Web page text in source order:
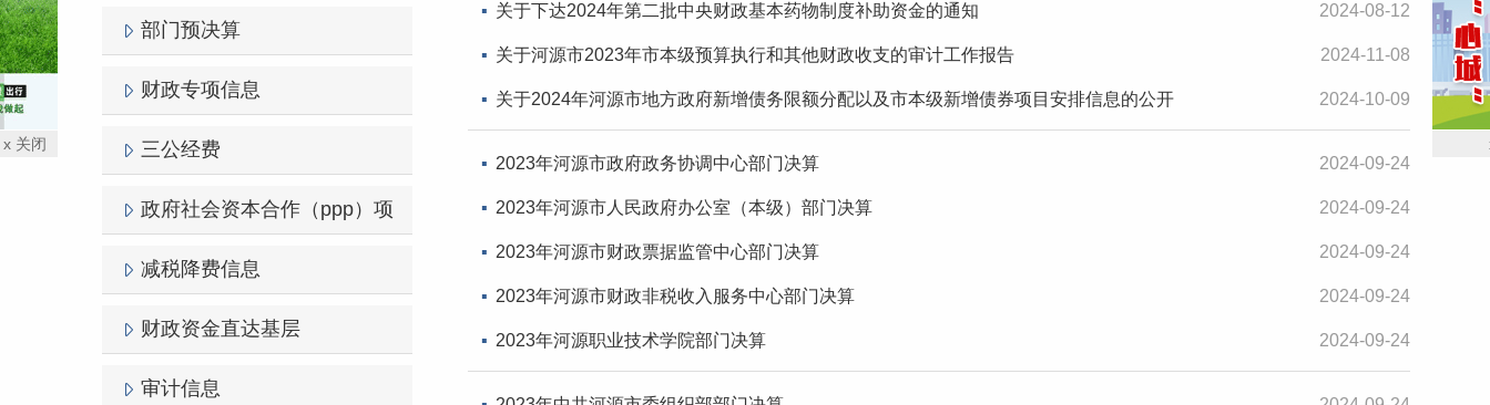
部门预决算
财政专项信息
三公经费
政府社会资本合作（ppp）项
减税降费信息
财政资金直达基层
审计信息
2024-08-12
关于下达2024年第二批中央财政基本药物制度补助资金的通知
2024-11-08
关于河源市2023年市本级预算执行和其他财政收支的审计工作报告
2024-10-09
关于2024年河源市地方政府新增债务限额分配以及市本级新增债券项目安排信息的公开
2024-09-24
2023年河源市政府政务协调中心部门决算
2024-09-24
2023年河源市人民政府办公室（本级）部门决算
2024-09-24
2023年河源市财政票据监管中心部门决算
2024-09-24
2023年河源市财政非税收入服务中心部门决算
2024-09-24
2023年河源职业技术学院部门决算
x 关闭